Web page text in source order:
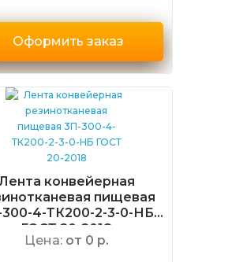
Оформить заказ
конвейерная
пищевая
4-ТК200-2-3-0-НБ
ГОСТ 20-2018
Цена: от 0 р.